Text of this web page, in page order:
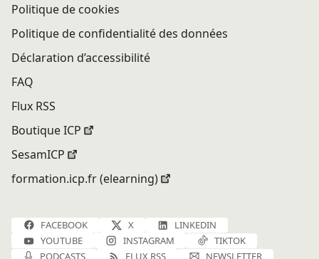
Politique de cookies
Politique de confidentialité des données
Déclaration d’accessibilité
FAQ
Flux RSS
Boutique ICP
SesamICP
formation.icp.fr (elearning)
FACEBOOK X
LINKEDIN
YOUTUBE
INSTAGRAM
TIKTOK
PODCASTS
FLUX RSS NEWSLETTER